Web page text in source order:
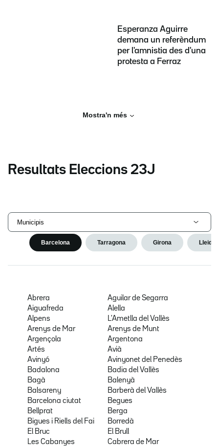
Esperanza Aguirre
demana un referèndum
per l'amnistia des d'una
protesta a Ferraz
Mostra'n més
Resultats Eleccions 23J
Municipis
Barcelona Tarragona Girona Lleida
Abrera
Aguilar de Segarra
Aiguafreda
Alella
Alpens
L'Ametlla del Vallès
Arenys de Mar
Arenys de Munt
Argençola
Argentona
Artés
Avià
Avinyó
Avinyonet del Penedès
Badalona
Badia del Vallès
Bagà
Balenyà
Balsareny
Barberà del Vallès
Barcelona ciutat
Begues
Bellprat
Berga
Bigues i Riells del Fai
Borredà
El Bruc
El Brull
Les Cabanyes
Cabrera de Mar